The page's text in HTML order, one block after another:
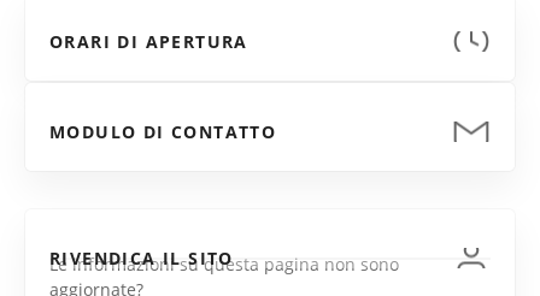
ORARI DI APERTURA
MODULO DI CONTATTO
RIVENDICA IL SITO
Le informazioni su questa pagina non sono
aggiornate?